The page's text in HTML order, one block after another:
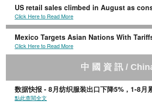
US retail sales climbed in August as
Click Here to Read More
Mexico Targets Asian Nations With
Click Here to Read More
中 國 資 訊 /
数据快报 - 8月纺织服装出口下降5%，1-8月
點此查閱全文